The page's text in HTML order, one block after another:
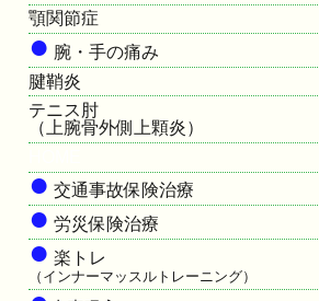
顎関節症
● 腕・手の痛み
腱鞘炎
テニス肘
（上腕骨外側上顆炎）
● 交通事故保険治療
● 労災保険治療
● 楽トレ
（インナーマッスルトレーニング）